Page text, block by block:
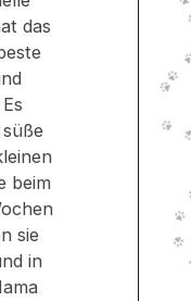
das
beim
sie
in